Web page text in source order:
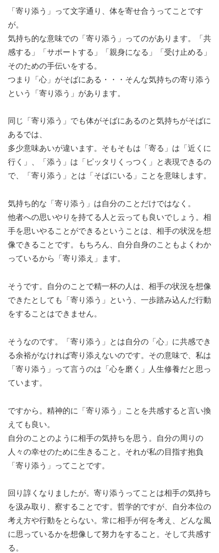
「寄り添う」って文字通り、体を寄せ合うってことです
が。
気持ち的な意味での「寄り添う」ってのがあります。「共
感する」「サポートする」「親身になる」「受け止める」
そのための手伝いをする。
つまり「心」がそばにある・・・そんな気持ちの寄り添う
という「寄り添う」があります。
同じ「寄り添う」でも体がそばにあるのと気持ちがそばに
あるでは、
多少意味あいが違います。そもそもは「寄る」は「近くに
行く」、「添う」は「ピッタリくっつく」と表現できるの
で、「寄り添う」とは「そばにいる」ことを意味します。
気持ち的な「寄り添う」は自分のことだけではなく。
他者への思いやりを持てる人と云っても良いでしょう。相
手を思いやることができるということは、相手の状況を想
像できることです。もちろん、自分自身のこともよくわか
っているから「寄り添え」ます。
そうです。自分のことで精一杯の人は、相手の状況を想像
できたとしても「寄り添う」という、一歩踏み込んだ行動
をすることはできません。
そうなのです。「寄り添う」とは自分の「心」に共感でき
る余裕がなければ寄り添えないのです。その意味で、私は
「寄り添う」って言うのは「心を磨く」人生修養だと思っ
ています。
ですから。精神的に「寄り添う」ことを共感すると言い換
えても良い。
自分のことのように相手の気持ちを思う。自分の周りの
人々の幸せのために生きること。それが私の目指す抱負
「寄り添う」ってことです。
回り諄くなりましたが。寄り添うってことは相手の気持ち
を汲み取り、察することです。哲学的ですが、自分本位の
考え方や行動をとらない。常に相手が何を考え、どんな風
に思っているかを想像して努力をすること。そして共感す
る。